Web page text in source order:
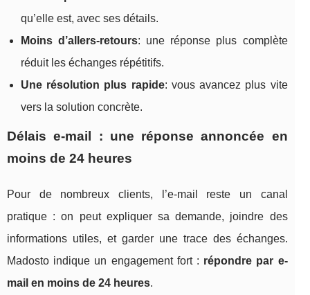
qu’elle est, avec ses détails.
Moins d’allers-retours: une réponse plus complète
réduit les échanges répétitifs.
Une résolution plus rapide: vous avancez plus vite
vers la solution concrète.
Délais e-mail : une réponse annoncée en
moins de 24 heures
Pour de nombreux clients, l’e-mail reste un canal
pratique : on peut expliquer sa demande, joindre des
informations utiles, et garder une trace des échanges.
Madosto indique un engagement fort : répondre par e-
mail en moins de 24 heures.